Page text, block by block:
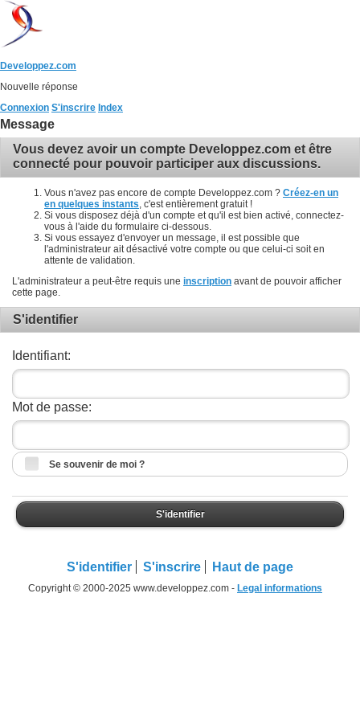
Developpez.com
Nouvelle réponse
Connexion S'inscrire Index
Message
Vous devez avoir un compte Developpez.com et être
connecté pour pouvoir participer aux discussions.
Vous n'avez pas encore de compte Developpez.com ? Créez-en un
en quelques instants , c'est entièrement gratuit !
Si vous disposez déjà d'un compte et qu'il est bien activé, connectez-
vous à l'aide du formulaire ci-dessous.
Si vous essayez d'envoyer un message, il est possible que
l'administrateur ait désactivé votre compte ou que celui-ci soit en
attente de validation.
L'administrateur a peut-être requis une inscription avant de pouvoir afficher
cette page.
S'identifier
Identifiant:
Mot de passe:
Se souvenir de moi ?
S'identifier
S'identifier S'inscrire Haut de page
Copyright © 2000-2025 www.developpez.com - Legal informations